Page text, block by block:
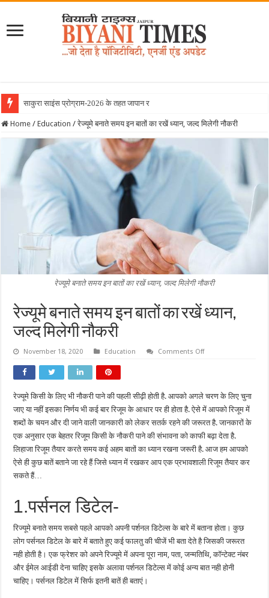
साकुरा साइंस प्रोग्राम-2026 के तहत जापान रवाना हुई बिया
Home / Education / रेज्यूमे बनाते समय इन बातों का रखें ध्यान, जल्द मिलेगी नौकरी
रेज्यूमे बनाते समय इन बातों का रखें ध्यान, जल्द मिलेगी नौकरी
रेज्यूमे बनाते समय इन बातों का रखें ध्यान,
जल्द मिलेगी नौकरी
November 18, 2020 Education Comments Offon
का
रखें
ध्यान,
जल्द
नौकरी
रेज्यूमे किसी के लिए भी नौकरी पाने की पहली सीढ़ी होती है. आपको अगले चरण के लिए चुना
जाए या नहीं इसका निर्णय भी कई बार रिजूम के आधार पर ही होता है. ऐसे में आपको रिजूम में
शब्दों के चयन और दी जाने वाली जानकारी को लेकर सतर्क रहने की जरूरत है. जानकारों के
एक अनुसार एक बेहतर रिजूम किसी के नौकरी पाने की संभावना को काफी बढ़ा देता है.
लिहाजा रिजूम तैयार करते समय कई अहम बातों का ध्यान रखना जरूरी है. आज हम आपको
ऐसे ही कुछ बातें बताने जा रहे हैं जिसे ध्यान में रखकर आप एक प्रभावशाली रिजूम तैयार कर
सकते हैं…
1.पर्सनल डिटेल-
रिज्यूमे बनाते समय सबसे पहले आपको अपनी पर्शनल डिटेल्स के बारे में बताना होता। कुछ
लोग पर्सनल डिटेल के बारे में बताते हुए कई फालतु की चीजें भी बता देते है जिसकी जरूरत
नही होती है। एक फ्रेशर को अपने रिज्यूमे में अपना पूरा नाम, पता, जन्मतिथि, कॉन्टेक्ट नंबर
और ईमेल आईडी देना चाहिए इसके अलावा पर्शनल डिटेल्स में कोई अन्य बात नही होनी
चाहिए। पर्सनल डिटेल में सिर्फ इतनी बातें ही बताएं।